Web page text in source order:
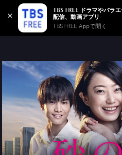
TBS FREE ドラマやバラ
TBS FREE Appで開く
TBS FREE
無料見逃し配信